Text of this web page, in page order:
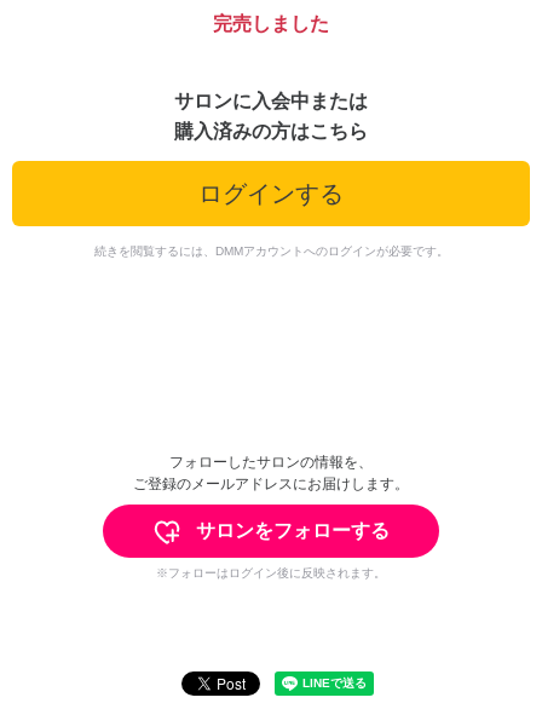
完売しました
サロンに入会中または
購入済みの方はこちら
ログインする
続きを閲覧するには、DMMアカウントへのログインが必要です。
フォローしたサロンの情報を、
ご登録のメールアドレスにお届けします。
サロンをフォローする
※フォローはログイン後に反映されます。